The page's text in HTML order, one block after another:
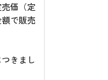
価（定
で販売
きまし